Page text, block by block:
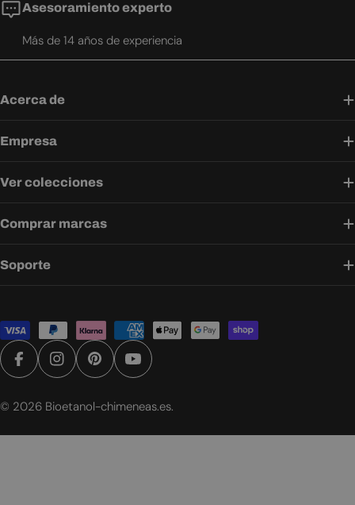
Asesoramiento experto
Más de 14 años de experiencia
Acerca de
Empresa
Ver colecciones
Comprar marcas
Soporte
Métodos
de
pagoFacebookInstagramPinterestYouTube
© 2026 Bioetanol-chimeneas.es.